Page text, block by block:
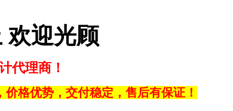
欢迎光顾
代理商！
格优势，交付稳定，售后有保证！